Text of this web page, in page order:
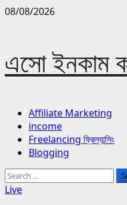
Skip
08/08/2026
এসো ইনকাম
Primary
Menu
Affiliate Marketing
income
Freelancing ফ্রিল্যান্সিং
Blogging
Search
for:
Live